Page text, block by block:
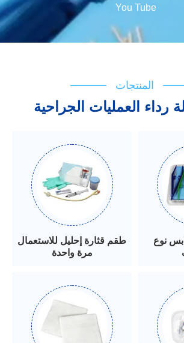
You Tube
المنتجات
رداء العمليات الجراحية
طقم قثارة إحليل للاستعمال
مرة واحدة
نوع